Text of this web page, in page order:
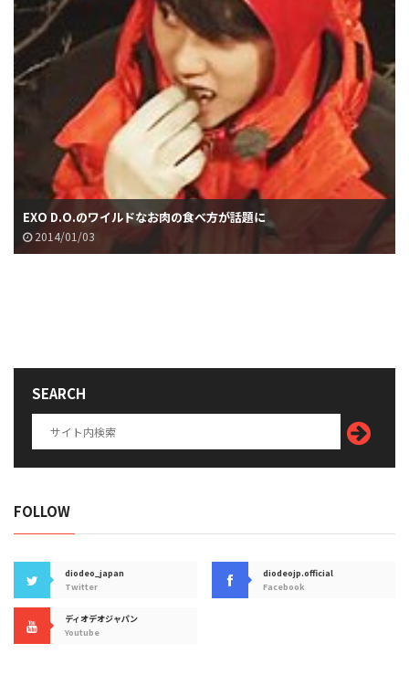
EXO D.O.のワイルドなお肉の食べ方が話題に
2014/01/03
SEARCH
FOLLOW
diodeo_japan
Twitter
diodeojp.official
Facebook
ディオデオジャパン
Youtube